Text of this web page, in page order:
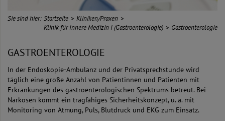
Sie sind hier: Startseite
Kliniken/Praxen
Klinik für Innere Medizin I (Gastroenterologie)
Gastroenterologie
GASTROENTEROLOGIE
In der Endoskopie-Ambulanz und der Privatsprechstunde wird
täglich eine große Anzahl von Patientinnen und Patienten mit
Erkrankungen des gastroenterologischen Spektrums betreut. Bei
Narkosen kommt ein tragfähiges Sicherheitskonzept, u. a. mit
Monitoring von Atmung, Puls, Blutdruck und EKG zum Einsatz.